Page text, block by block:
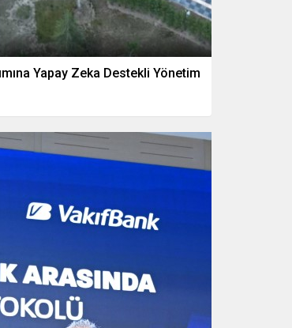
Yapay Zeka Destekli Yönetim